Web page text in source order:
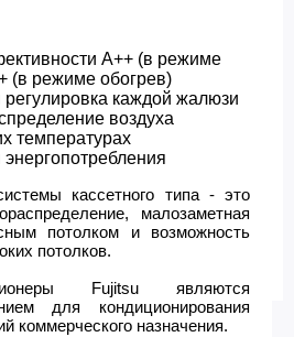
А++ (в режиме
(в режиме обогрев)
каждой жалюзи
воздуха
температурах
кассетного типа - это
малозаметная
потолком и возможность
потолков.
Fujitsu являются
для кондиционирования
коммерческого назначения.